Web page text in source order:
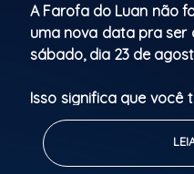
A Farofa do Luan não
uma nova data pra ser
sábado, dia 23 de
Isso significa que você
seu abadá,
rolê com estilo.
A produção não